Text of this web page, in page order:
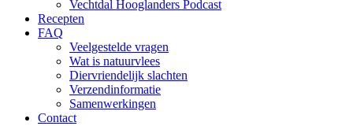
Vechtdal Hooglanders Podcast
Recepten
FAQ
Veelgestelde vragen
Wat is natuurvlees
Diervriendelijk slachten
Verzendinformatie
Samenwerkingen
Contact